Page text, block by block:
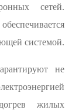
сетей.
системой.
не
жилых